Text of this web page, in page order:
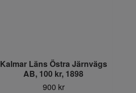
Kalmar Läns Östra Järnvägs
AB, 100 kr, 1898
900 kr